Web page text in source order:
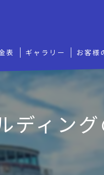
表 ギャラリー お客様
ディン